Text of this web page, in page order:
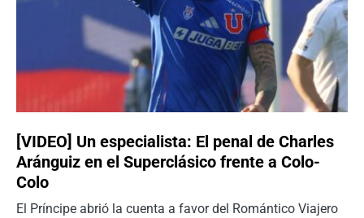
[VIDEO] Un especialista: El penal de Charles
Aránguiz en el Superclásico frente a Colo-
Colo
El Príncipe abrió la cuenta a favor del Romántico Viajero